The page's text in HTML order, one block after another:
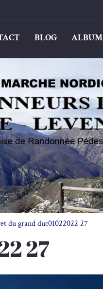
BLOG ALBUM
du grand duc01022022 27
27